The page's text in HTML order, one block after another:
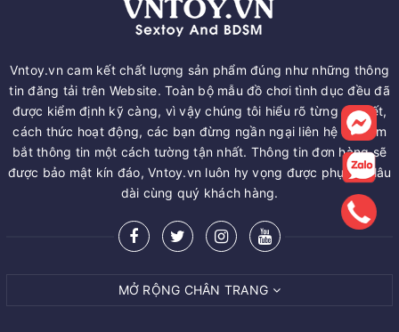
Vntoy.vn cam kết chất lượng sản phẩm đúng như những thông
tin đăng tải trên Website. Toàn bộ mẫu đồ chơi tình dục đều đã
được kiểm định kỹ càng, vì vậy chúng tôi hiểu rõ từng chi tiết,
cách thức hoạt động, các bạn đừng ngần ngại liên hệ để nắm
bắt thông tin một cách tường tận nhất. Thông tin đơn hàng sẽ
được bảo mật kín đáo, Vntoy.vn luôn hy vọng được phục vụ lâu
dài cùng quý khách hàng.
MỞ RỘNG CHÂN TRANG